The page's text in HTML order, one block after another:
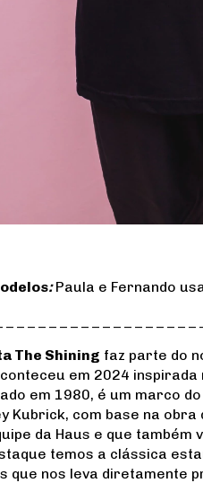
:Paula e Fernando
The Shining faz parte do
em 2024
em 1980, é um marco
Kubrick, com base na obra
da Haus e que
temos a clássica
que nos leva diretamente